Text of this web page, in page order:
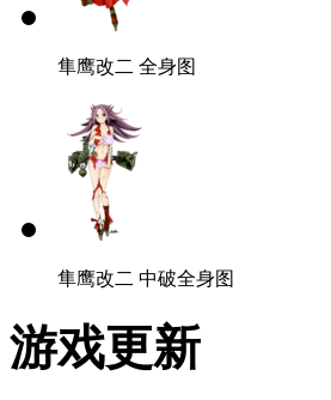
隼鹰改二 全身图
隼鹰改二 中破全身图
游戏更新